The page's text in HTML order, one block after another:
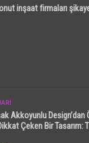
inşaat firmaları
Akkoyunlu Design’dan
Çeken Bir Tasarım: